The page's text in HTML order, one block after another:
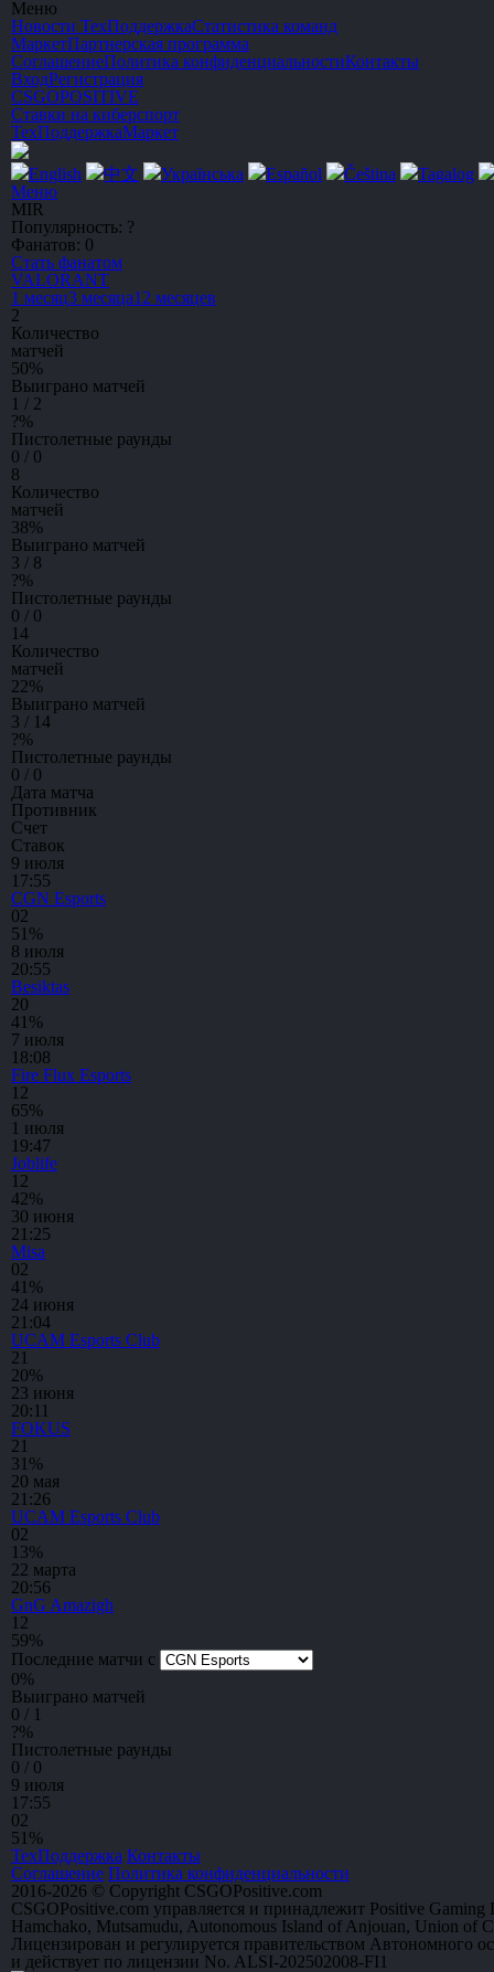
Меню
Новости ТехПоддержкаСтатистика команд
МаркетПартнерская программа
СоглашениеПолитика конфиденциальностиКонтакты
ВходРегистрация
CSGOPOSITIVE
Ставки на киберспорт
ТехПоддержкаМаркет
English 中文 Українська Español Čeština
Tagalog
Меню
MIR
Популярность: ?
Фанатов: 0
Стать фанатом
VALORANT
1 месяц3 месяца12 месяцев
2
Количество
матчей
50%
Выиграно матчей
1 / 2
?%
Пистолетные раунды
0 / 0
8
Количество
матчей
38%
Выиграно матчей
3 / 8
?%
Пистолетные раунды
0 / 0
14
Количество
матчей
22%
Выиграно матчей
3 / 14
?%
Пистолетные раунды
0 / 0
Дата матча
Противник
Счет
Ставок
9 июля
17:55
CGN Esports
02
51%
8 июля
20:55
Besiktas
20
41%
7 июля
18:08
Fire Flux Esports
1 2
65%
1 июля
19:47
Joblife
1 2
42%
30 июня
21:25
Misa
02
41%
24 июня
21:04
UCAM Esports Club
21
20%
23 июня
20:11
FOKUS
21
31%
20 мая
21:26
UCAM Esports Club
02
13%
22 марта
20:56
GnG Amazigh
1 2
59%
Последние матчи с
0%
Выиграно матчей
0 / 1
?%
Пистолетные раунды
0 / 0
9 июля
17:55
02
51%
ТехПоддержка Контакты
Соглашение Политика конфиденциальности
2016-2026 © Copyright CSGOPositive.com
CSGOPositive.com управляется и принадлежит Positive Gaming
Hamchako, Mutsamudu, Autonomous Island of Anjouan, Union of
Лицензирован и регулируется правительством Автономного
и действует по лицензии No. ALSI-202502008-FI1